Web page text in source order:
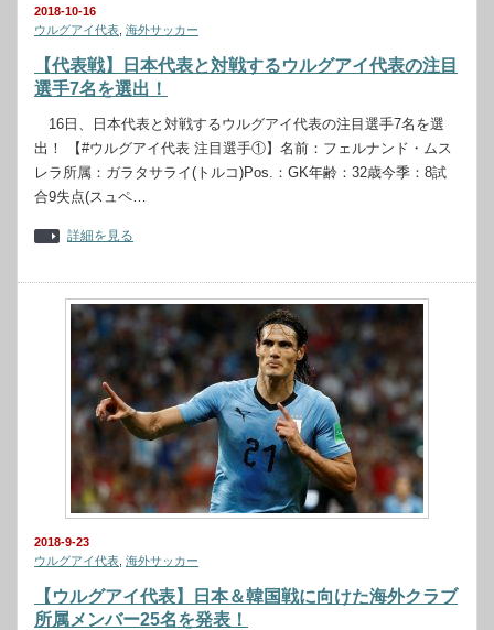
2018-10-16
ウルグアイ代表 海外サッカー
【代表戦】日本代表と対戦するウルグアイ代表の注目
選手7名を選出！
16日、日本代表と対戦するウルグアイ代表の注目選手7名を選
出！ 【#ウルグアイ代表 注目選手①】名前：フェルナンド・ムス
レラ所属：ガラタサライ(トルコ)Pos.：GK年齢：32歳今季：8試
合9失点(スュペ…
詳細を見る
2018-9-23
ウルグアイ代表 海外サッカー
【ウルグアイ代表】日本＆韓国戦に向けた海外クラブ
所属メンバー25名を発表！